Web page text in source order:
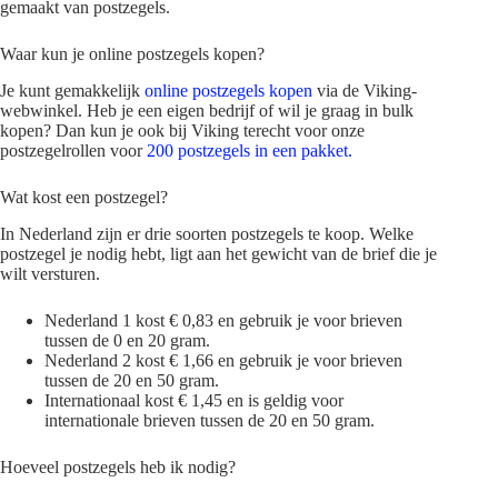
gemaakt van postzegels.
Waar kun je online postzegels kopen?
Je kunt gemakkelijk online postzegels kopen via de Viking-
webwinkel. Heb je een eigen bedrijf of wil je graag in bulk
kopen? Dan kun je ook bij Viking terecht voor onze
postzegelrollen voor 200 postzegels in een pakket.
Wat kost een postzegel?
In Nederland zijn er drie soorten postzegels te koop. Welke
postzegel je nodig hebt, ligt aan het gewicht van de brief die je
wilt versturen.
Nederland 1 kost € 0,83 en gebruik je voor brieven
tussen de 0 en 20 gram.
Nederland 2 kost € 1,66 en gebruik je voor brieven
tussen de 20 en 50 gram.
Internationaal kost € 1,45 en is geldig voor
internationale brieven tussen de 20 en 50 gram.
Hoeveel postzegels heb ik nodig?